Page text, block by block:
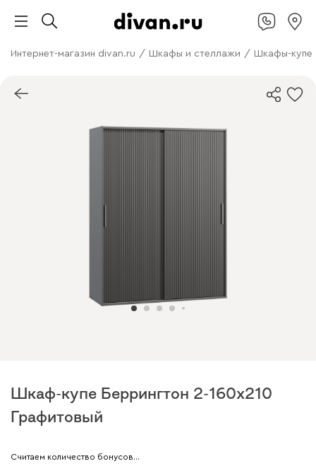
Интернет-магазин divan.ru / Шкафы и стеллажи / Шкафы-купе
Шкаф-купе Беррингтон 2-160x210
Графитовый
Арт. 261116
Считаем количество бонусов…